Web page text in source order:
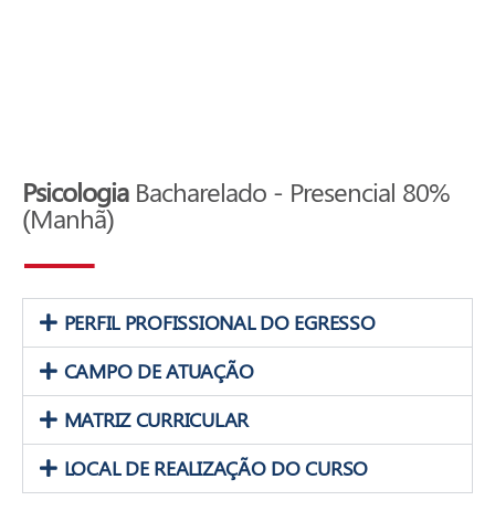
Psicologia Bacharelado - Presencial 80%
(Manhã)
PERFIL PROFISSIONAL DO EGRESSO
CAMPO DE ATUAÇÃO
MATRIZ CURRICULAR
LOCAL DE REALIZAÇÃO DO CURSO